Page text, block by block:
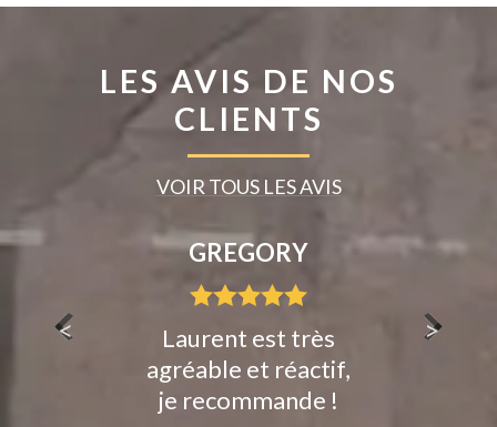
LES AVIS DE NOS
CLIENTS
VOIR TOUS LES AVIS
<
FRANCIS
Toujours aussi
efficaces
>